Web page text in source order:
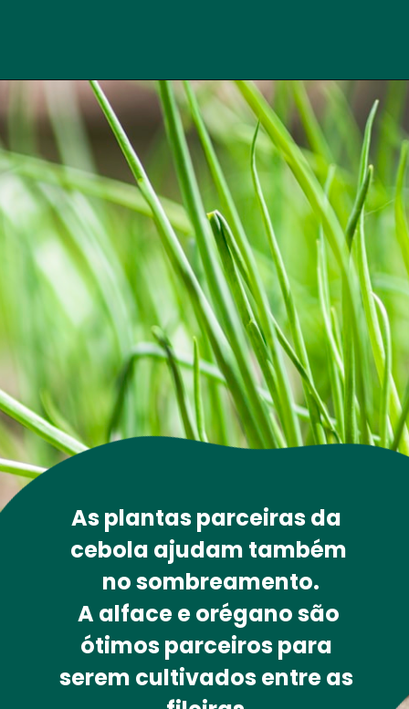
As plantas parceiras da
cebola ajudam também
no sombreamento.
A alface e orégano são
ótimos parceiros para
serem cultivados entre as